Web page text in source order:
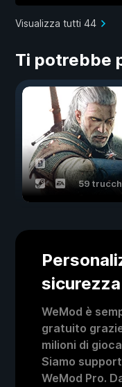
Visualizza tutti 44
Ti potrebbe
59
WeMod è
gratuito
milioni di
Siamo
WeMod Pro.